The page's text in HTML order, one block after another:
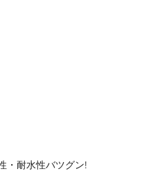
・耐水性バツグン!